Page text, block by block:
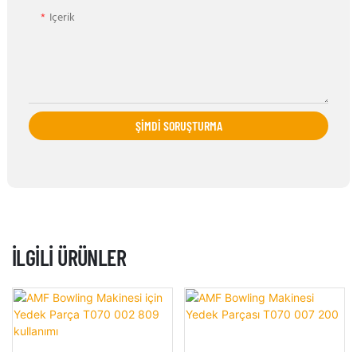
Içerik
ŞIMDI SORUŞTURMA
İLGILI ÜRÜNLER